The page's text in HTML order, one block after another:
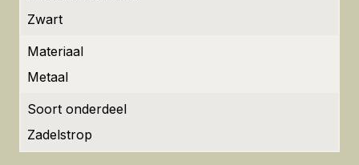
Zwart
Materiaal
Metaal
Soort onderdeel
Zadelstrop